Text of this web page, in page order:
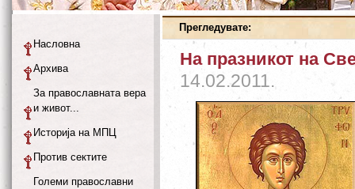
Прегледувате:
На празникот на
14.02.2011.
Насловна
Архива
За православната вера
и живот...
Историја на МПЦ
Против сектите
Големи православни